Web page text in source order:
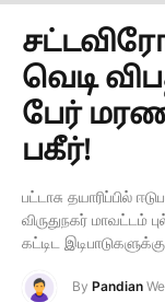
வெடி
பேர்
பகீர்!
பட்டாசு தயாரிப்பில்
விருதுநகர் மாவட்டம்
கட்டிட
By Pandian